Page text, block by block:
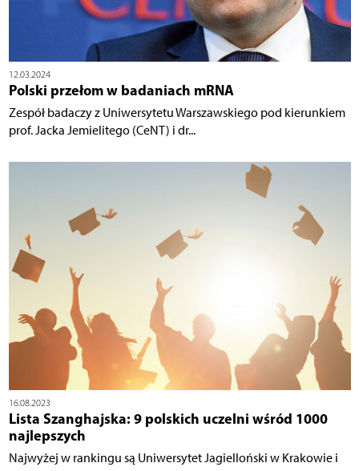
12.03.2024
Polski przełom w badaniach mRNA
Zespół badaczy z Uniwersytetu Warszawskiego pod kierunkiem
prof. Jacka Jemielitego (CeNT) i dr...
16.08.2023
Lista Szanghajska: 9 polskich uczelni wśród 1000
najlepszych
Najwyżej w rankingu są Uniwersytet Jagielloński w Krakowie i